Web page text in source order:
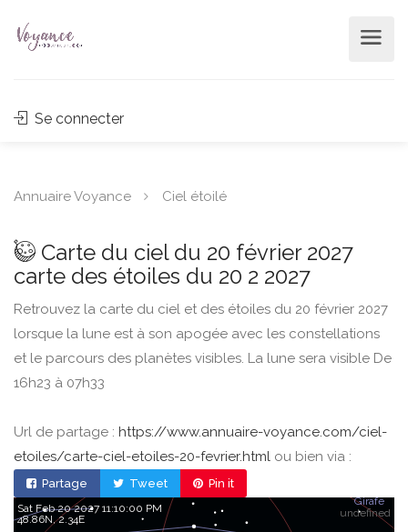
Se connecter
Annuaire Voyance Ciel étoilé
Carte du ciel du 20 février 2027
carte des étoiles du 20 2 2027
Retrouvez la carte du ciel et des étoiles du 20 février 2027
lorsque la lune est à son apogée avec les constellations
et le parcours des planètes visibles. La lune sera visible De
16h23 à 07h33
Url de partage : https://www.annuaire-voyance.com/ciel-
etoiles/carte-ciel-etoiles-20-fevrier.html ou bien via :
Partage Tweet Pin it
undefined
Sat Feb 20 2027 11:10:00 PM
48.86, 2.34